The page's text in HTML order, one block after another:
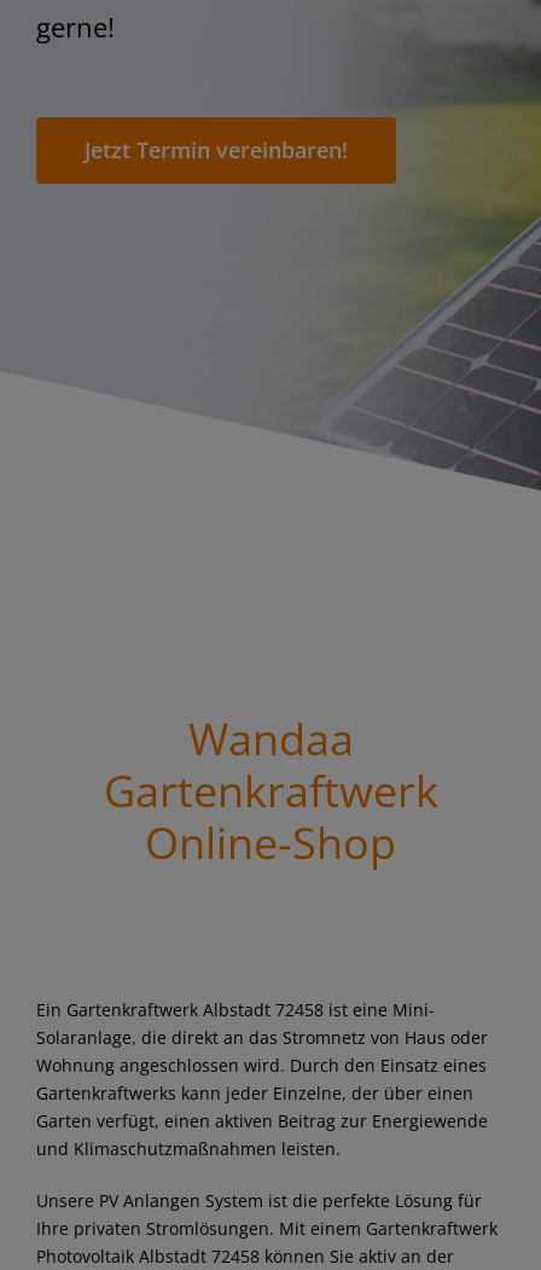
gerne!
Jetzt Termin vereinbaren!
Wandaa
Gartenkraftwerk
Online-Shop
Ein Gartenkraftwerk Albstadt 72458 ist eine Mini-
Solaranlage, die direkt an das Stromnetz von Haus oder
Wohnung angeschlossen wird. Durch den Einsatz eines
Gartenkraftwerks kann jeder Einzelne, der über einen
Garten verfügt, einen aktiven Beitrag zur Energiewende
und Klimaschutzmaßnahmen leisten.
Unsere PV Anlangen System ist die perfekte Lösung für
Ihre privaten Stromlösungen. Mit einem Gartenkraftwerk
Photovoltaik Albstadt 72458 können Sie aktiv an der